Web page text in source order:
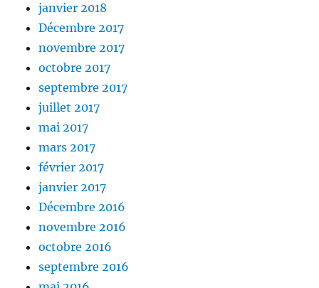
janvier 2018
Décembre 2017
novembre 2017
octobre 2017
septembre 2017
juillet 2017
mai 2017
mars 2017
février 2017
janvier 2017
Décembre 2016
novembre 2016
octobre 2016
septembre 2016